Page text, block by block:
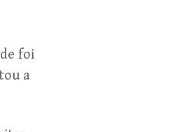
foi
a